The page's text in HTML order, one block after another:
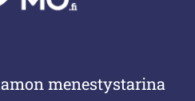
menestystarina